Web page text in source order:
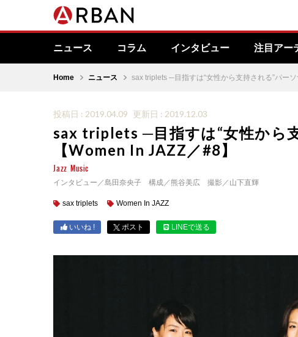
ニュース コラム インタビュー 注目アー
Home ニュース sax triplets ─目指すは“女性から支持される”パー
投稿日 : 2019.04.09 更新日 : 2019.12.03
sax triplets ─目指すは“女性から
【Women In JAZZ／#8】
Jazz Music
インタビュー／島田奈央子 構成／熊谷美広 撮影／山下直輝
sax triplets Women In JAZZ
いいね ! ポスト LINEで送る